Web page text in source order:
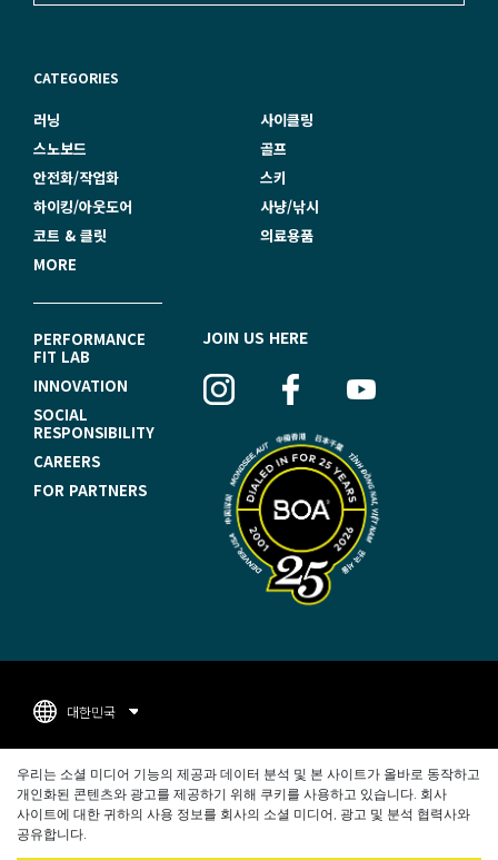
CATEGORIES
러닝
사이클링
스노보드
골프
안전화/작업화
스키
하이킹/아웃도어
사냥/낚시
코트 & 클릿
의료용품
MORE
F
O
O
T
E
I
G
A
T
I
PERFORMANCE
FIT LAB
INNOVATION
SOCIAL
RESPONSIBILITY
CAREERS
FOR PARTNERS
JOIN US HERE
F
O
O
지적재산권
개인정보 보호정책
대한민국
우리는 소셜 미디어 기능의 제공과 데이터 분석 및 본 사이트가 올바로 동작하고
개인화된 콘텐츠와 광고를 제공하기 위해 쿠키를 사용하고 있습니다. 회사
사이트에 대한 귀하의 사용 정보를 회사의 소셜 미디어, 광고 및 분석 협력사와
공유합니다.